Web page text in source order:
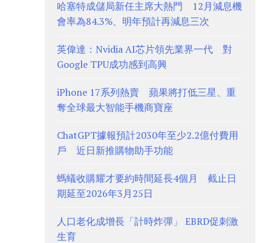
哈塞特成儲局新任主席大熱門 12月減息機
會率為84.3%、明年預計再減息三次
英偉達：Nvidia AI芯片領先業界一代 對
Google TPU成功感到高興
iPhone 17系列熱賣 蘋果將打低三星、重
奪全球最大智能手機商寶座
ChatGPT據報預計2030年至少2.2億付費用
戶 近日新推購物助手功能
螞蟻收購耀才要約時間延長4個月 截止日
期延至2026年3月25日
人口老化成增長「計時炸彈」 EBRD促刺激
生育